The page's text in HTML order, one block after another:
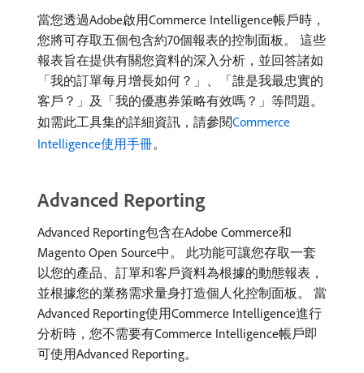
當您透過Adobe啟用Commerce Intelligence帳戶時，
您將可存取五個包含約70個報表的控制面板。 這些
報表旨在提供有關您資料的深入分析，並回答諸如
「我的訂單每月增長如何？」、「誰是我最忠實的
客戶？」及「我的優惠券策略有效嗎？」等問題。
如需此工具集的詳細資訊，請參閱Commerce
Intelligence使用手冊。
Advanced Reporting
Advanced Reporting包含在Adobe Commerce和
Magento Open Source中。 此功能可讓您存取一套
以您的產品、訂單和客戶資料為根據的動態報表，
並根據您的業務需求量身打造個人化控制面板。 當
Advanced Reporting使用Commerce Intelligence進行
分析時，您不需要有Commerce Intelligence帳戶即
可使用Advanced Reporting。